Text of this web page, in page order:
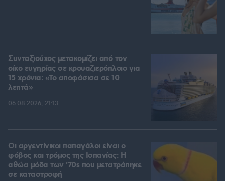
Συνταξιούχος μετακομίζει από τον
οίκο ευγηρίας σε κρουαζιερόπλοιο για
15 χρόνια: «Το αποφάσισα σε 10
λεπτά»
06.08.2026, 21:13
Οι αργεντίνικοι παπαγάλοι είναι ο
φόβος και τρόμος της Ισπανίας: Η
αθώα μόδα των '70s που μετατράπηκε
σε καταστροφή